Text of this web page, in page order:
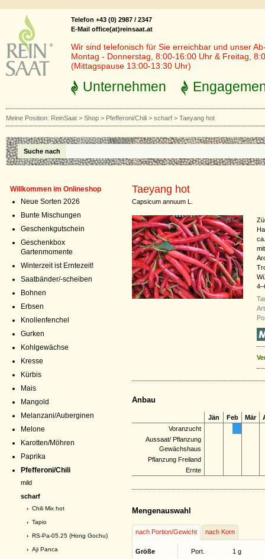
Telefon +43 (0) 2987 / 2347
E-Mail office(at)reinsaat.at
Wir sind telefonisch für Sie erreichbar und unser
Montag - Donnerstag, 8:00-16:00 Uhr & Freitag,
(Mittagspause 13:00-13:30 Uhr)
Unternehmen
Meine Position: ReinSaat > Shop > Pfefferoni/Chili > scharf > Taeyang hot
Suche nach
Willkommen im Onlineshop
Neue Sorten 2026
Bunte Mischungen
Geschenkgutschein
Geschenkbox
Gartenmomente
Winterzeit ist Erntezeit!
Saatbänder/-scheiben
Bohnen
Erbsen
Knollenfenchel
Gurken
Kohlgewächse
Kresse
Kürbis
Mais
Mangold
Melanzani/Auberginen
Melone
Karotten/Möhren
Paprika
Pfefferoni/Chili
mild
scharf
› Chili Mix hot
› Tapio
› RS-Pa-05.25 (Hong Gochu)
› Aji Panca
Taeyang hot
Capsicum annuum L.
Anbau
Jän Feb Mär
Voranzucht
Aussaat/ Pflanzung
Gewächshaus
Pflanzung Freiland
Ernte
Mengenauswahl
nach Portion/Gewicht nach Korn
Größe Port. 1 g